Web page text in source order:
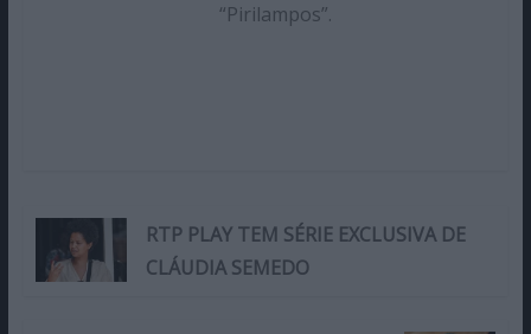
“Pirilampos”.
RTP PLAY TEM SÉRIE EXCLUSIVA DE
CLÁUDIA SEMEDO